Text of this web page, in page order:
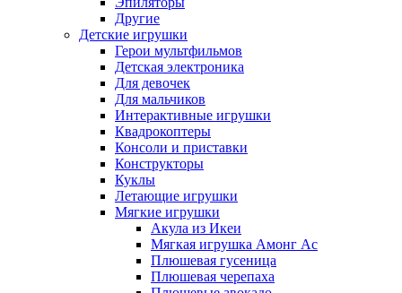
Другие
Детские игрушки
Герои мультфильмов
Детская электроника
Для девочек
Для мальчиков
Интерактивные игрушки
Квадрокоптеры
Консоли и приставки
Конструкторы
Куклы
Летающие игрушки
Мягкие игрушки
Акула из Икеи
Мягкая игрушка Амонг Ас
Плюшевая гусеница
Плюшевая черепаха